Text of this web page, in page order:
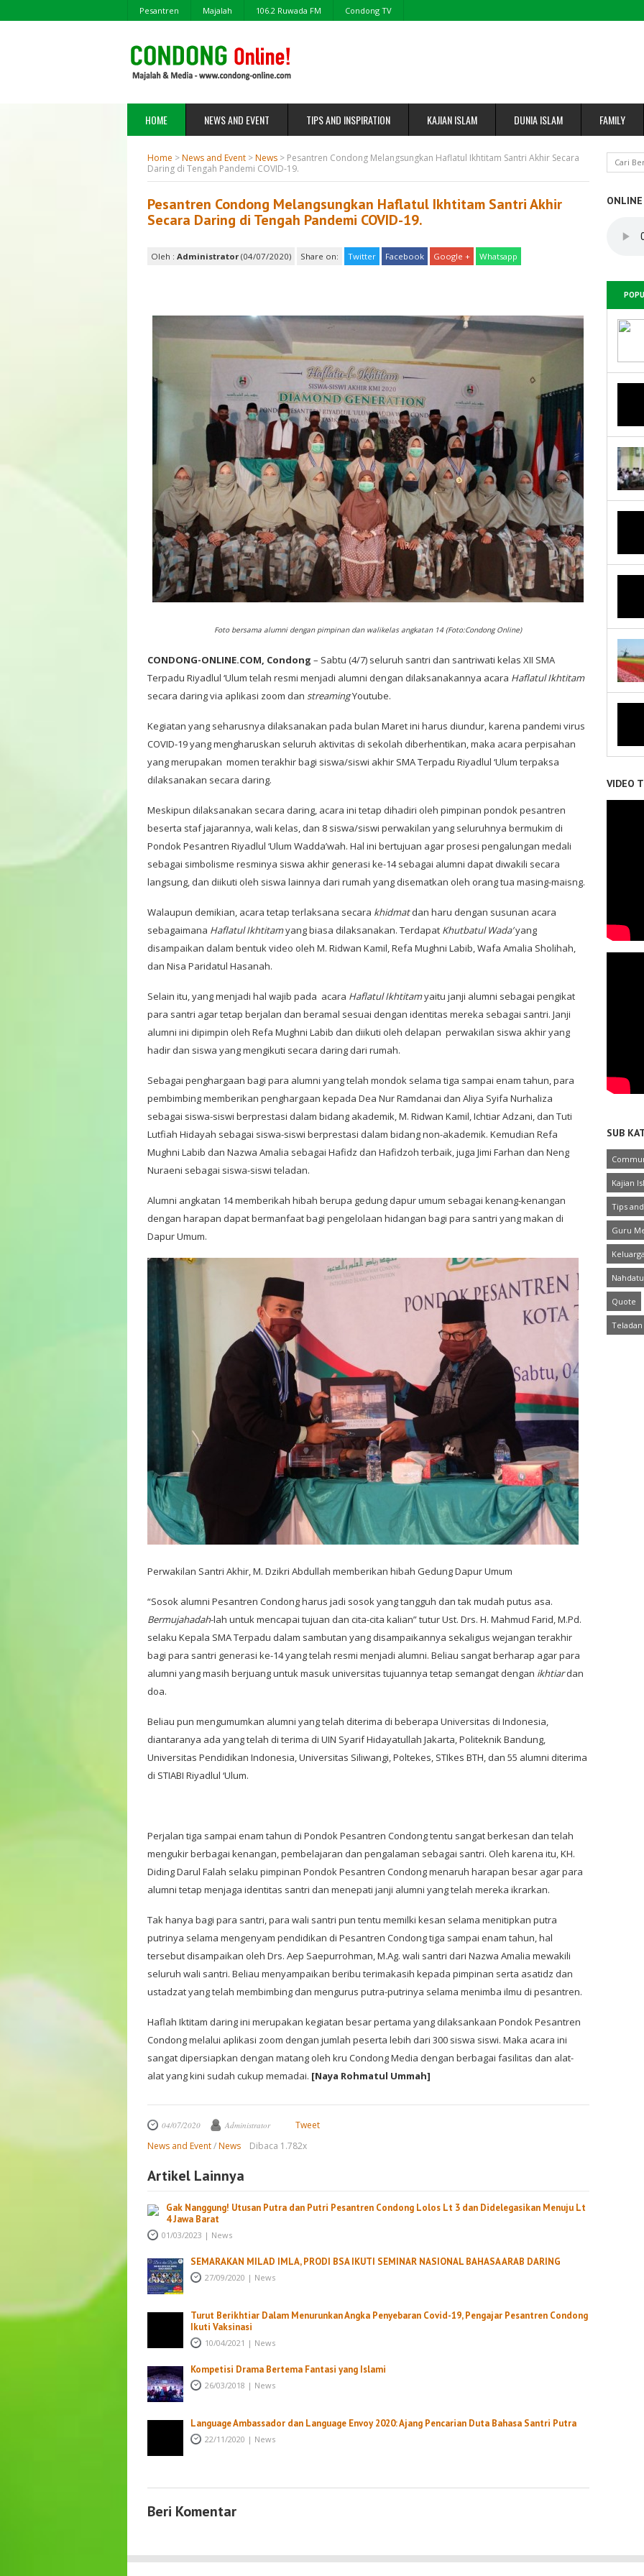
Pesantren Majalah 106.2 Ruwada FM Condong TV
HOME NEWS AND EVENT TIPS AND INSPIRATION KAJIAN ISLAM DUNIA ISLAM FAMILY
Home >News and Event >News> Pesantren Condong Melangsungkan Haflatul Ikhtitam Santri Akhir Secara
Daring di Tengah Pandemi COVID-19.
Pesantren Condong Melangsungkan Haflatul Ikhtitam Santri Akhir
Secara Daring di Tengah Pandemi COVID-19.
Oleh : Administrator(04/07/2020) Share on: Twitter Facebook Google + Whatsapp
Foto bersama alumni dengan pimpinan dan walikelas angkatan 14 (Foto:Condong Online)
CONDONG-ONLINE.COM, Condong – Sabtu (4/7) seluruh santri dan santriwati kelas XII SMA
Terpadu Riyadlul ‘Ulum telah resmi menjadi alumni dengan dilaksanakannya acara Haflatul Ikhtitam
secara daring via aplikasi zoom dan streamingYoutube.
Kegiatan yang seharusnya dilaksanakan pada bulan Maret ini harus diundur, karena pandemi virus
COVID-19 yang mengharuskan seluruh aktivitas di sekolah diberhentikan, maka acara perpisahan
yang merupakan momen terakhir bagi siswa/siswi akhir SMA Terpadu Riyadlul ‘Ulum terpaksa
dilaksanakan secara daring.
Meskipun dilaksanakan secara daring, acara ini tetap dihadiri oleh pimpinan pondok pesantren
beserta staf jajarannya, wali kelas, dan 8 siswa/siswi perwakilan yang seluruhnya bermukim di
Pondok Pesantren Riyadlul ‘Ulum Wadda’wah. Hal ini bertujuan agar prosesi pengalungan medali
sebagai simbolisme resminya siswa akhir generasi ke-14 sebagai alumni dapat diwakili secara
langsung, dan diikuti oleh siswa lainnya dari rumah yang disematkan oleh orang tua masing-maisng.
Walaupun demikian, acara tetap terlaksana secara khidmatdan haru dengan susunan acara
sebagaimana Haflatul Ikhtitamyang biasa dilaksanakan. Terdapat Khutbatul Wada’yang
disampaikan dalam bentuk video oleh M. Ridwan Kamil, Refa Mughni Labib, Wafa Amalia Sholihah,
dan Nisa Paridatul Hasanah.
Selain itu, yang menjadi hal wajib pada acara Haflatul Ikhtitamyaitu janji alumni sebagai pengikat
para santri agar tetap berjalan dan beramal sesuai dengan identitas mereka sebagai santri. Janji
alumni ini dipimpin oleh Refa Mughni Labib dan diikuti oleh delapan perwakilan siswa akhir yang
hadir dan siswa yang mengikuti secara daring dari rumah.
Sebagai penghargaan bagi para alumni yang telah mondok selama tiga sampai enam tahun, para
pembimbing memberikan penghargaan kepada Dea Nur Ramdanai dan Aliya Syifa Nurhaliza
sebagai siswa-siswi berprestasi dalam bidang akademik, M. Ridwan Kamil, Ichtiar Adzani, dan Tuti
Lutfiah Hidayah sebagai siswa-siswi berprestasi dalam bidang non-akademik. Kemudian Refa
Mughni Labib dan Nazwa Amalia sebagai Hafidz dan Hafidzoh terbaik, juga Jimi Farhan dan Neng
Nuraeni sebagai siswa-siswi teladan.
Alumni angkatan 14 memberikah hibah berupa gedung dapur umum sebagai kenang-kenangan
dengan harapan dapat bermanfaat bagi pengelolaan hidangan bagi para santri yang makan di
Dapur Umum.
Perwakilan Santri Akhir, M. Dzikri Abdullah memberikan hibah Gedung Dapur Umum
“Sosok alumni Pesantren Condong harus jadi sosok yang tangguh dan tak mudah putus asa.
Bermujahadah-lah untuk mencapai tujuan dan cita-cita kalian” tutur Ust. Drs. H. Mahmud Farid, M.Pd.
selaku Kepala SMA Terpadu dalam sambutan yang disampaikannya sekaligus wejangan terakhir
bagi para santri generasi ke-14 yang telah resmi menjadi alumni. Beliau sangat berharap agar para
alumni yang masih berjuang untuk masuk universitas tujuannya tetap semangat dengan ikhtiardan
doa.
Beliau pun mengumumkan alumni yang telah diterima di beberapa Universitas di Indonesia,
diantaranya ada yang telah di terima di UIN Syarif Hidayatullah Jakarta, Politeknik Bandung,
Universitas Pendidikan Indonesia, Universitas Siliwangi, Poltekes, STIkes BTH, dan 55 alumni diterima
di STIABI Riyadlul ‘Ulum.
Perjalan tiga sampai enam tahun di Pondok Pesantren Condong tentu sangat berkesan dan telah
mengukir berbagai kenangan, pembelajaran dan pengalaman sebagai santri. Oleh karena itu, KH.
Diding Darul Falah selaku pimpinan Pondok Pesantren Condong menaruh harapan besar agar para
alumni tetap menjaga identitas santri dan menepati janji alumni yang telah mereka ikrarkan.
Tak hanya bagi para santri, para wali santri pun tentu memilki kesan selama menitipkan putra
putrinya selama mengenyam pendidikan di Pesantren Condong tiga sampai enam tahun, hal
tersebut disampaikan oleh Drs. Aep Saepurrohman, M.Ag. wali santri dari Nazwa Amalia mewakili
seluruh wali santri. Beliau menyampaikan beribu terimakasih kepada pimpinan serta asatidz dan
ustadzat yang telah membimbing dan mengurus putra-putrinya selama menimba ilmu di pesantren.
Haflah Iktitam daring ini merupakan kegiatan besar pertama yang dilaksankaan Pondok Pesantren
Condong melalui aplikasi zoom dengan jumlah peserta lebih dari 300 siswa siswi. Maka acara ini
sangat dipersiapkan dengan matang oleh kru Condong Media dengan berbagai fasilitas dan alat-
alat yang kini sudah cukup memadai. [Naya Rohmatul Ummah]
04/07/2020 Administrator
Tweet
News and Event/News Dibaca 1.782x
Artikel Lainnya
Gak Nanggung! Utusan Putra dan Putri Pesantren Condong Lolos Lt 3 dan Didelegasikan Menuju Lt
4 Jawa Barat
01/03/2023 | News
SEMARAKAN MILAD IMLA, PRODI BSA IKUTI SEMINAR NASIONAL BAHASA ARAB DARING
27/09/2020 | News
Turut Berikhtiar Dalam Menurunkan Angka Penyebaran Covid-19, Pengajar Pesantren Condong
Ikuti Vaksinasi
10/04/2021 | News
Kompetisi Drama Bertema Fantasi yang Islami
26/03/2018 | News
Language Ambassador dan Language Envoy 2020: Ajang Pencarian Duta Bahasa Santri Putra
22/11/2020 | News
Beri Komentar
VIDEO
SUB
Kajian
Tips
Guru
Keluarga
Quote
Teladan